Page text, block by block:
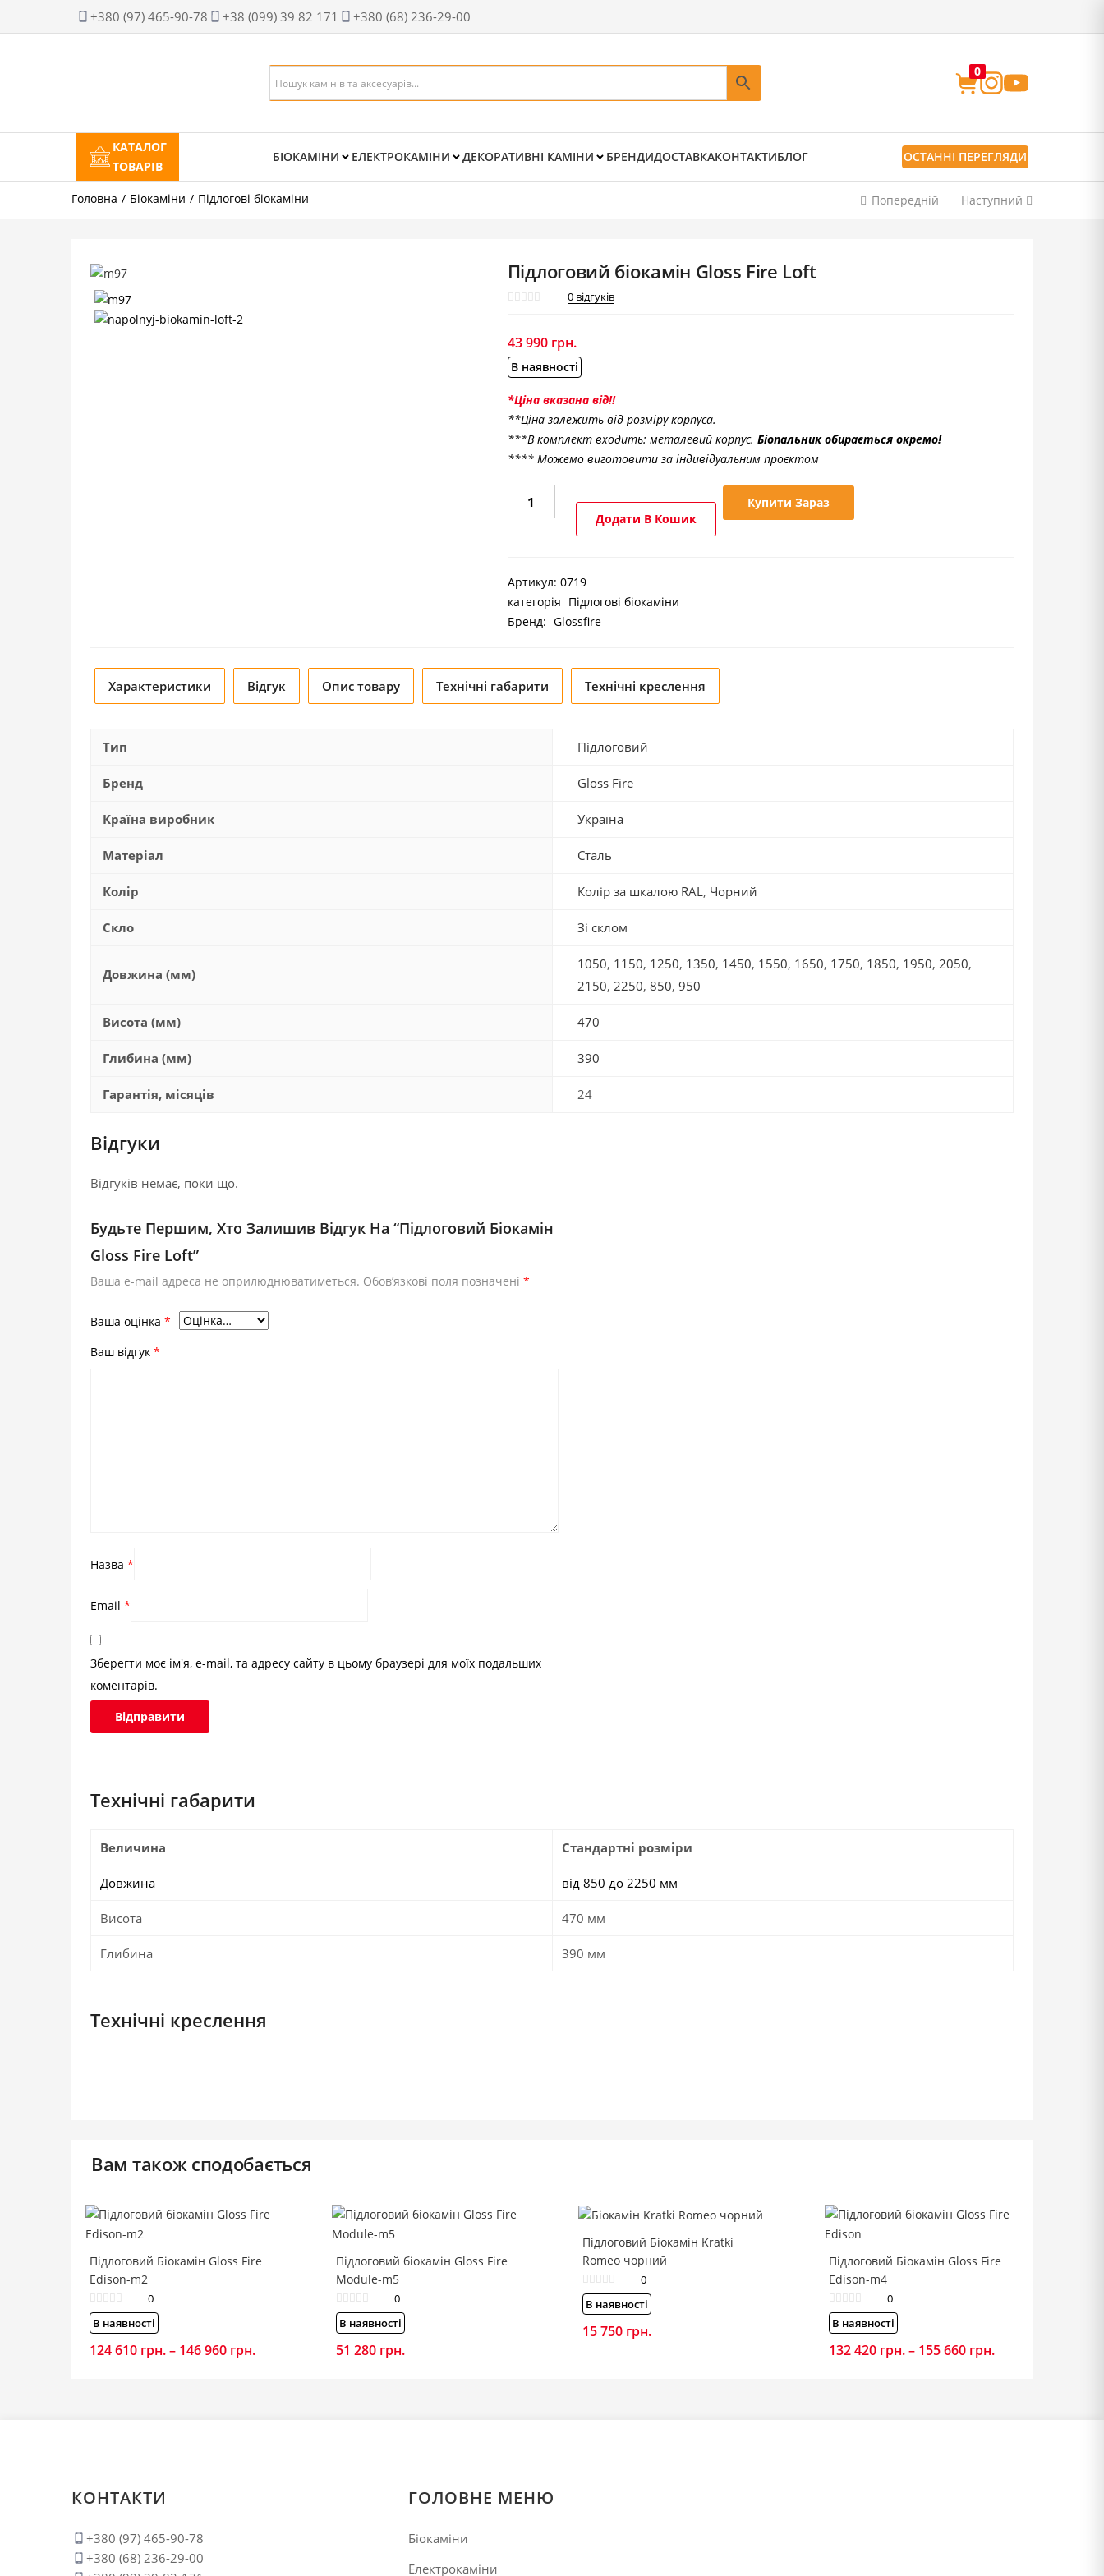
+380 (97) 465-90-78 +38 (099) 39 82 171 +380 (68) 236-29-00
0
КАТАЛОГ
ТОВАРІВ
БІОКАМІНИ ЕЛЕКТРОКАМІНИ ДЕКОРАТИВНІ КАМІНИ БРЕНДИДОСТАВКАКОНТАКТИБЛОГ ОСТАННІ ПЕРЕГЛЯДИ
Головна Біокаміни Підлогові біокаміни Попередній Наступний
Підлоговий біокамін Gloss Fire Loft
0відгуків
43 990 грн.
В наявності
*Ціна вказана від!!
**Ціна залежить від розміру корпуса.
***В комплект входить: металевий корпус. Біопальник обирається окремо!
**** Можемо виготовити за індивідуальним проєктом
Підлоговий
біокамін
кількість
Додати В Кошик
Купити Зараз
Артикул: 0719
категорія Підлогові біокаміни
Бренд: Glossfire
Характеристики Відгук Опис товару Технічні габарити Технічні креслення
Тип Підлоговий
Бренд Gloss Fire
Країна виробник Україна
Матеріал Сталь
Колір Колір за шкалою RAL, Чорний
Скло Зі склом
Довжина (мм)
1050, 1150, 1250, 1350, 1450, 1550, 1650, 1750, 1850, 1950, 2050,
2150, 2250, 850, 950
Висота (мм) 470
Глибина (мм) 390
Гарантія, місяців 24
Відгуки
Відгуків немає, поки що.
Будьте Першим, Хто Залишив Відгук На “Підлоговий Біокамін
Gloss Fire Loft”
Ваша e-mail адреса не оприлюднюватиметься. Обов’язкові поля позначені *
Ваша оцінка *
Ваш відгук *
Назва *
Email *
Зберегти моє ім'я, e-mail, та адресу сайту в цьому браузері для моїх подальших
коментарів.
Технічні габарити
Величина Стандартні розміри
Довжина від 850 до 2250 мм
Висота 470 мм
Глибина 390 мм
Технічні креслення
Вам також сподобається
Підлоговий Біокамін Gloss Fire
Edison-m2
0
В наявності
124 610 грн.– 146 960 грн.
Підлоговий біокамін Gloss Fire
Module-m5
0
В наявності
51 280 грн.
Підлоговий Біокамін Kratki
Romeo чорний
0
В наявності
15 750 грн.
Підлоговий Біокамін Gloss Fire
Edison-m4
0
В наявності
132 420 грн.– 155 660 грн.
КОНТАКТИ
+380 (97) 465-90-78
+380 (68) 236-29-00
ГОЛОВНЕ МЕНЮ
Біокаміни
Електрокаміни